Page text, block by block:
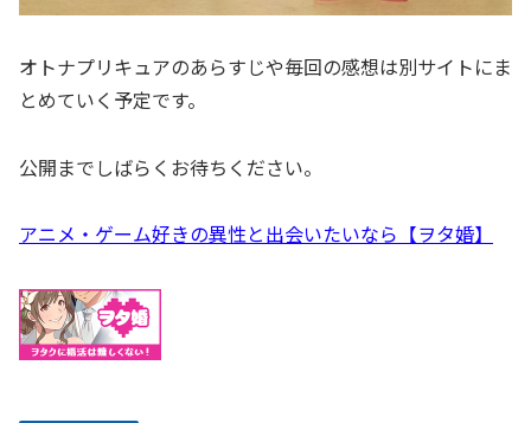
オトナプリキュアのあらすじや毎回の感想は別サイトにま
とめていく予定です。
公開までしばらくお待ちください。
アニメ・ゲーム好きの異性と出会いたいなら【ヲタ婚】